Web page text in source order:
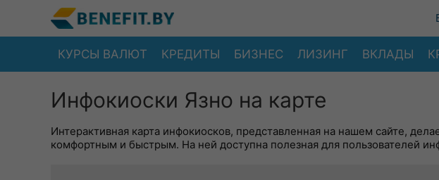
КУРСЫ ВАЛЮТ КРЕДИТЫ БИЗНЕС ЛИЗИНГ ВКЛАДЫ
Инфокиоски Язно на карте
Интерактивная карта инфокиосков, представленная на нашем сайте,
комфортным и быстрым. На ней доступна полезная для пользователей